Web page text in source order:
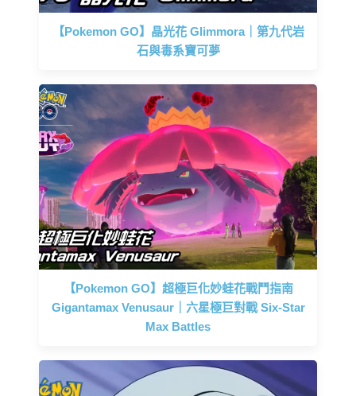
【Pokemon GO】晶光花 Glimmora｜第九代岩
石與毒系寶可夢
【Pokemon GO】超極巨化妙蛙花戰鬥指南
Gigantamax Venusaur｜六星極巨對戰 Six-Star
Max Battles